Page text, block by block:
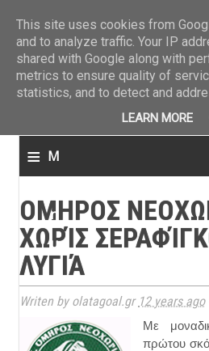
≡ M
n
u
ΟΜΗΡΟΣ
ΧΩΡΊΣ
ΛΥΓΙΆ
Writen by olatagoal.gr 12 years ago
Με
πρώτου
This site uses cookies from
and to analyze traffic. Your IP
shared with Google along with
metrics to ensure quality of
statistics, and to detect and
LEARN MORE